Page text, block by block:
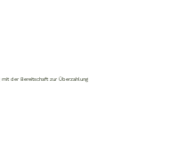
der Bereitschaft zur Überzahlung